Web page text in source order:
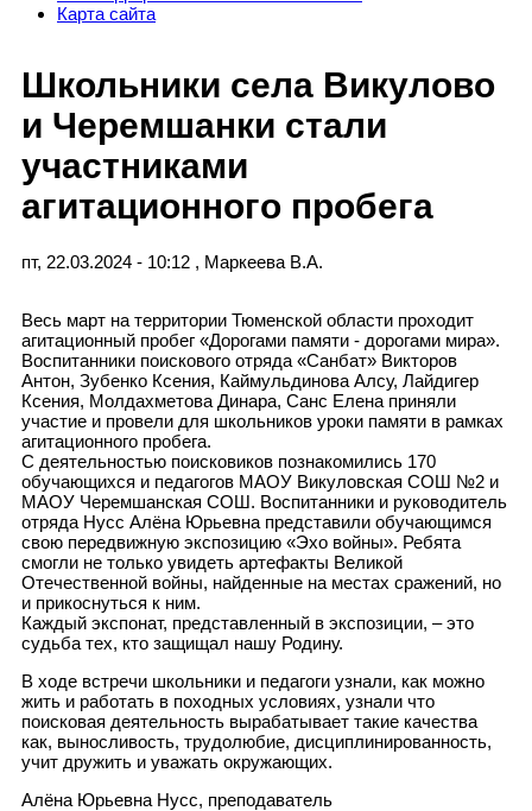
Карта сайта
Школьники села Викулово
и Черемшанки стали
участниками
агитационного пробега
пт, 22.03.2024 - 10:12 , Маркеева В.А.
Весь март на территории Тюменской области проходит
агитационный пробег «Дорогами памяти - дорогами мира».
Воспитанники поискового отряда «Санбат» Викторов
Антон, Зубенко Ксения, Каймульдинова Алсу, Лайдигер
Ксения, Молдахметова Динара, Санс Елена приняли
участие и провели для школьников уроки памяти в рамках
агитационного пробега.
С деятельностью поисковиков познакомились 170
обучающихся и педагогов МАОУ Викуловская СОШ №2 и
МАОУ Черемшанская СОШ. Воспитанники и руководитель
отряда Нусс Алёна Юрьевна представили обучающимся
свою передвижную экспозицию «Эхо войны». Ребята
смогли не только увидеть артефакты Великой
Отечественной войны, найденные на местах сражений, но
и прикоснуться к ним.
Каждый экспонат, представленный в экспозиции, – это
судьба тех, кто защищал нашу Родину.
В ходе встречи школьники и педагоги узнали, как можно
жить и работать в походных условиях, узнали что
поисковая деятельность вырабатывает такие качества
как, выносливость, трудолюбие, дисциплинированность,
учит дружить и уважать окружающих.
Алёна Юрьевна Нусс, преподаватель